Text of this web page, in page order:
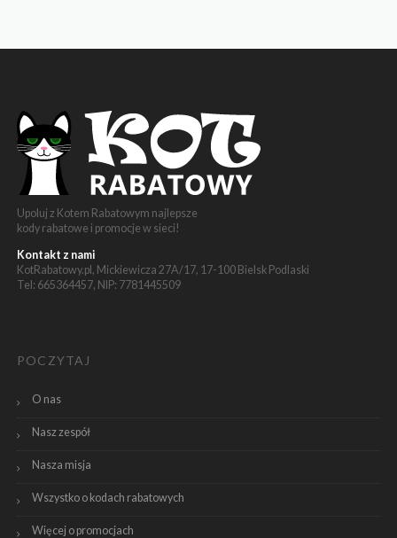
Upoluj z Kotem Rabatowym najlepsze
kody rabatowe i promocje w sieci!
Kontakt z nami
KotRabatowy.pl, Mickiewicza 27A/17, 17-100 Bielsk Podlaski
Tel: 665364457, NIP: 7781445509
POCZYTAJ
O nas
Nasz zespół
Nasza misja
Wszystko o kodach rabatowych
Więcej o promocjach